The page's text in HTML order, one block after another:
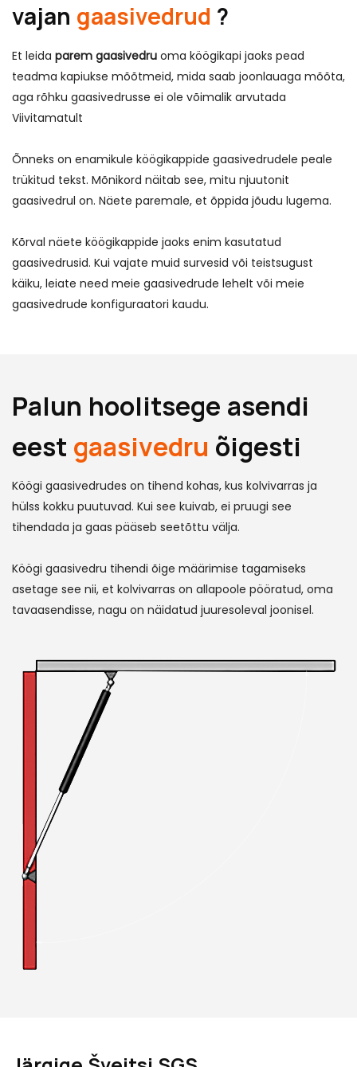
vajan gaasivedrud ?
Et leida parem gaasivedru oma köögikapi jaoks pead
teadma kapiukse mõõtmeid, mida saab joonlauaga mõõta,
aga rõhku gaasivedrusse ei ole võimalik arvutada
Viivitamatult
Õnneks on enamikule köögikappide gaasivedrudele peale
trükitud tekst. Mõnikord näitab see, mitu njuutonit
gaasivedrul on. Näete paremale, et õppida jõudu lugema.
Kõrval näete köögikappide jaoks enim kasutatud
gaasivedrusid. Kui vajate muid survesid või teistsugust
käiku, leiate need meie gaasivedrude lehelt või meie
gaasivedrude konfiguraatori kaudu.
Palun hoolitsege asendi
eest gaasivedru õigesti
Köögi gaasivedrudes on tihend kohas, kus kolvivarras ja
hülss kokku puutuvad. Kui see kuivab, ei pruugi see
tihendada ja gaas pääseb seetõttu välja.
Köögi gaasivedru tihendi õige määrimise tagamiseks
asetage see nii, et kolvivarras on allapoole pööratud, oma
tavaasendisse, nagu on näidatud juuresoleval joonisel.